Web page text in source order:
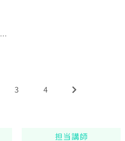
「元通り」にはなりたくない！
3 4
担当講師